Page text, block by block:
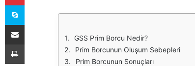
GSS Prim Borcu Nedir?
Prim Borcunun Oluşum Sebepleri
Prim Borcunun Sonuçları
Skype
E-Posta ile paylaş